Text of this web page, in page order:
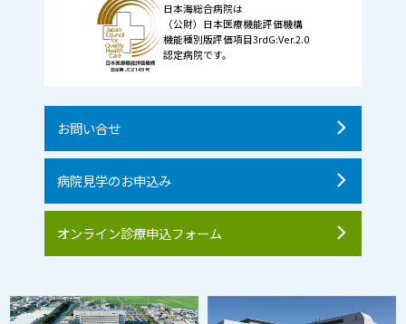
日本海総合病院は
（公財）日本医療機能評価機構
機能種別版評価項目3rdG:Ver.2.0
認定病院です。
お問い合せ
病院見学のお申込み
オンライン診療申込フォーム